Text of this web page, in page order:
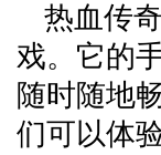
热血传
戏。它的
随时随地
们可以体